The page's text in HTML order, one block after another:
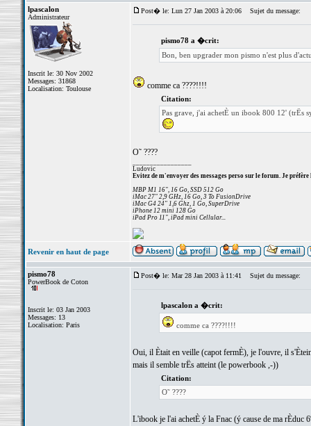
lpascalon
Administrateur
Inscrit le: 30 Nov 2002
Messages: 31868
Localisation: Toulouse
Post� le: Lun 27 Jan 2003 à 20:06 Sujet du message:
pismo78 a �crit:
Bon, ben upgrader mon pismo n'est plus
comme ca ????!!!!
Citation:
Pas grave, j'ai achetÈ un ibook 800 12' (trËs
O˜ ????
Ludovic
Evitez de m'envoyer des messages perso sur le forum. Je préfère
MBP M1 16", 16 Go, SSD 512 Go
iMac 27" 2,9 GHz, 16 Go, 3 To FusionDrive
iMac G4 24" 1,6 Ghz, 1 Go, SuperDrive
iPhone 12 mini 128 Go
iPad Pro 11", iPad mini Cellular...
Revenir en haut de page
pismo78
PowerBook de Coton
Inscrit le: 03 Jan 2003
Messages: 13
Localisation: Paris
Post� le: Mar 28 Jan 2003 à 11:41 Sujet du message:
lpascalon a �crit:
comme ca ????!!!!
Oui, il Ètait en veille (capot fermÈ), je l'ouvre, il
mais il semble trËs atteint (le powerbook ,-))
Citation:
O˜ ????
L'ibook je l'ai achetÈ ý la Fnac (ý cause de ma rÈduc